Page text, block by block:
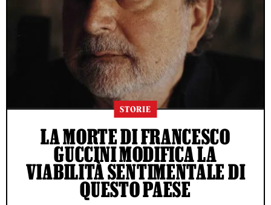
STORIE
LA MORTE DI FRANCESCO
GUCCINI MODIFICA LA
VIABILITÀ SENTIMENTALE DI
QUESTO PAESE